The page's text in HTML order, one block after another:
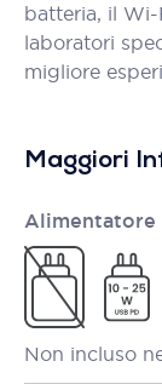
batteria, il
laboratori
migliore
Maggiori
Alimentatore
Non incluso